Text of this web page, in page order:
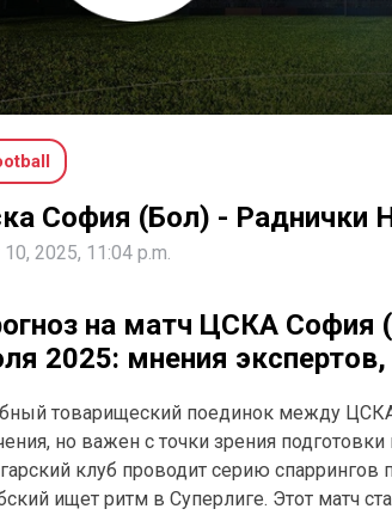
София (Бол) - Раднички
2025, 11:04 p.m.
на матч ЦСКА София
2025: мнения
товарищеский поединок между
но важен с точки зрения
клуб проводит серию
ищет ритм в Суперлиге. Этот матч